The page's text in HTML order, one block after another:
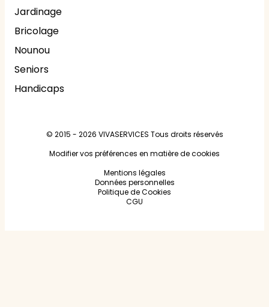
Jardinage
Bricolage
Nounou
Seniors
Handicaps
© 2015 - 2026 VIVASERVICES Tous droits réservés
Modifier vos préférences en matière de cookies
Mentions légales
Données personnelles
Politique de Cookies
CGU